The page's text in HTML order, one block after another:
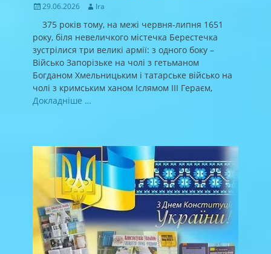
Posted
29.06.2026 Author
Ira
375 років тому, на межі червня-липня 1651
року, біля невеличкого містечка Берестечка
зустрілися три великі армії: з одного боку –
Військо Запорізьке на чолі з гетьманом
Богданом Хмельницьким і татарське військо на
чолі з кримським ханом Іслямом ІІІ Гераєм,
Докладніше …